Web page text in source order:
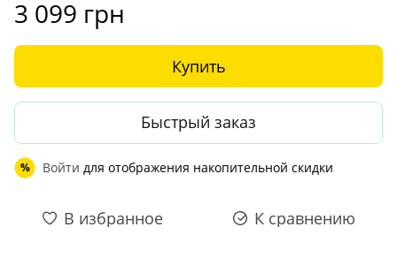
3 099 грн
Купить
Быстрый заказ
% Войти для отображения накопительной скидки
В избранное К сравнению